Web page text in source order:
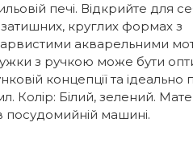
печі. Відкрийте для
круглих формах з
акварельними
з ручкою може бути
концепції та ідеально
Колір: Білий, зелений.
машині.